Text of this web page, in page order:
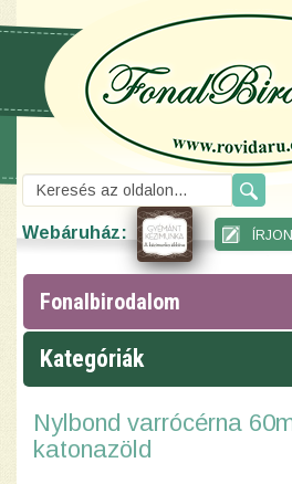
Webáruház:
Fonalbirodalom
Kategóriák
Nylbond varrócérna 60m - extra erős -
katonazöld